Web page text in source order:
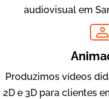
audiovisual em
Produzimos vídeos
2D e 3D para clientes